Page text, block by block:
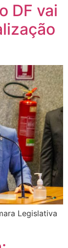
DF vai
Legislativa